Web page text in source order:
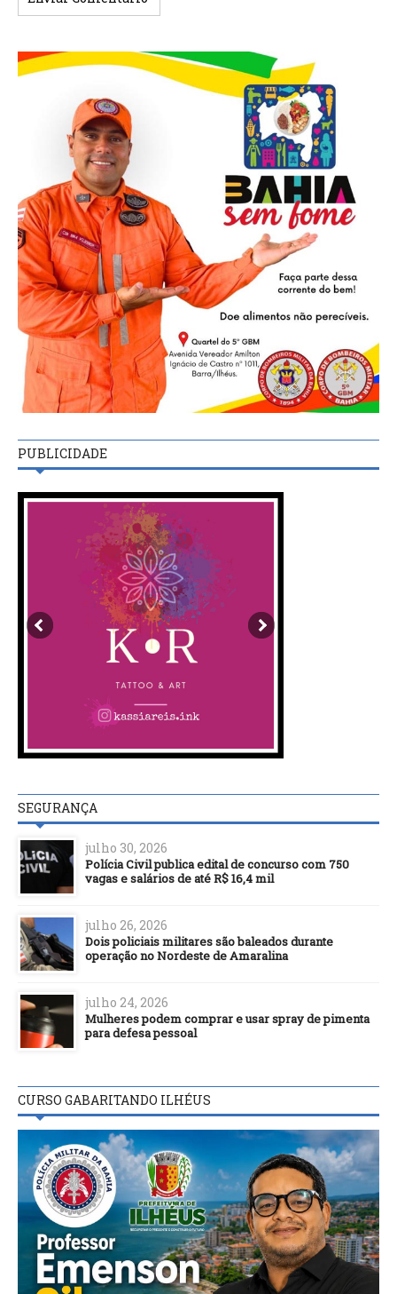
PUBLICIDADE
SEGURANÇA
julho 30, 2026
Polícia Civil publica edital de concurso com 750
vagas e salários de até R$ 16,4 mil
julho 26, 2026
Dois policiais militares são baleados durante
operação no Nordeste de Amaralina
julho 24, 2026
Mulheres podem comprar e usar spray de pimenta
para defesa pessoal
CURSO GABARITANDO ILHÉUS